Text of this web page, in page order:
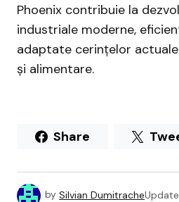
Phoenix contribuie la
industriale moderne,
adaptate cerințelor
și alimentare.
Share
by Silvian Dumitrache